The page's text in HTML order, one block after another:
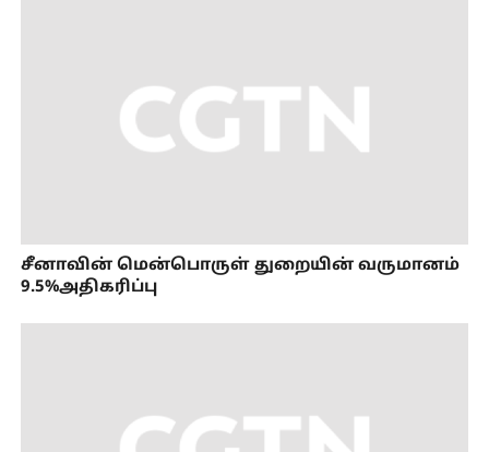
சீனாவின் மென்பொருள் துறையின் வருமானம்
9.5%அதிகரிப்பு